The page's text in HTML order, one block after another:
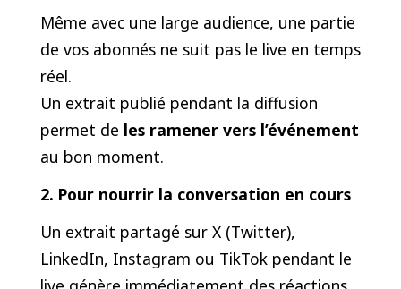
Même avec une large audience, une partie
de vos abonnés ne suit pas le live en temps
réel.
Un extrait publié pendant la diffusion
permet de les ramener vers l’événement
au bon moment.
2. Pour nourrir la conversation en cours
Un extrait partagé sur X (Twitter),
LinkedIn, Instagram ou TikTok pendant le